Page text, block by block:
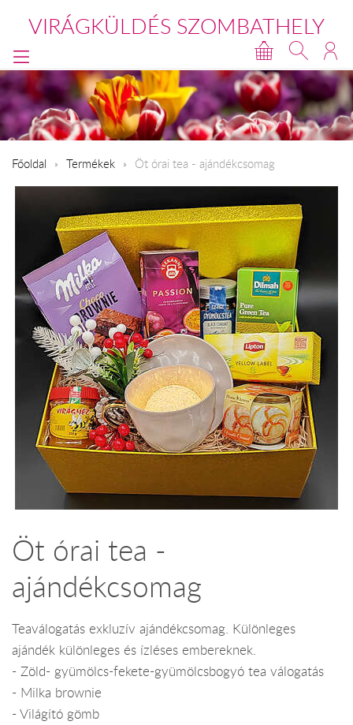
VIRÁGKÜLDÉS SZOMBATHELY
Főoldal Termékek Öt órai tea - ajándékcsomag
Öt órai tea -
ajándékcsomag
Teaválogatás exkluzív ajándékcsomag. Különleges
ajándék különleges és ízléses embereknek.
- Zöld- gyümölcs-fekete-gyümölcsbogyó tea válogatás
- Milka brownie
- Világító gömb